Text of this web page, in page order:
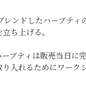
レンドしたハーブテ
ち上げる。
ブティは販売当日に
入れるためにワーク